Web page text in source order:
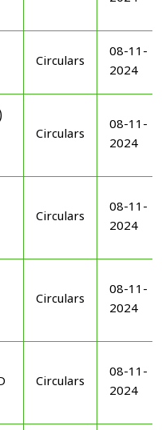
Circulars
08-11-
2024
Circulars
08-11-
2024
Circulars
08-11-
2024
Circulars
08-11-
2024
Circulars
08-11-
2024